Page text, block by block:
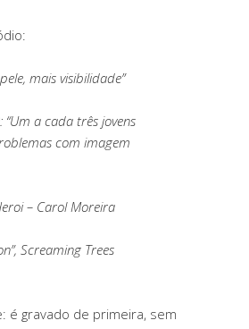
mais visibilidade”
a cada três jovens
com imagem
– Carol Moreira
Screaming Trees
é gravado de primeira, sem